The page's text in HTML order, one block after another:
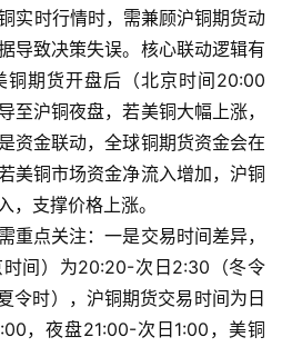
实时行情时，需兼顾沪铜期货动
导致决策失误。核心联动逻辑有
铜期货开盘后（北京时间20:00
至沪铜夜盘，若美铜大幅上涨，
资金联动，全球铜期货资金会在
美铜市场资金净流入增加，沪铜
，支撑价格上涨。
重点关注：一是交易时间差异，
间）为20:20-次日2:30（冬令
令时），沪铜期货交易时间为日
，夜盘21:00-次日1:00，美铜